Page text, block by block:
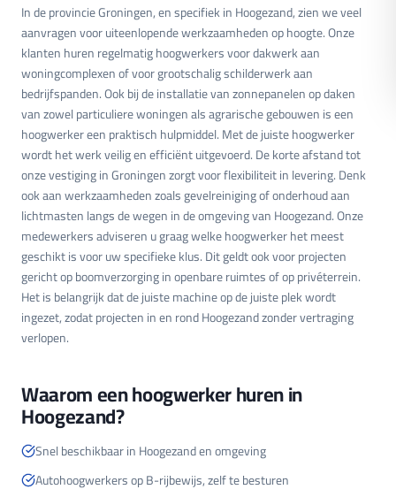
In de provincie Groningen, en specifiek in Hoogezand, zien we veel
aanvragen voor uiteenlopende werkzaamheden op hoogte. Onze
klanten huren regelmatig hoogwerkers voor dakwerk aan
woningcomplexen of voor grootschalig schilderwerk aan
bedrijfspanden. Ook bij de installatie van zonnepanelen op daken
van zowel particuliere woningen als agrarische gebouwen is een
hoogwerker een praktisch hulpmiddel. Met de juiste hoogwerker
wordt het werk veilig en efficiënt uitgevoerd. De korte afstand tot
onze vestiging in Groningen zorgt voor flexibiliteit in levering. Denk
ook aan werkzaamheden zoals gevelreiniging of onderhoud aan
lichtmasten langs de wegen in de omgeving van Hoogezand. Onze
medewerkers adviseren u graag welke hoogwerker het meest
geschikt is voor uw specifieke klus. Dit geldt ook voor projecten
gericht op boomverzorging in openbare ruimtes of op privéterrein.
Het is belangrijk dat de juiste machine op de juiste plek wordt
ingezet, zodat projecten in en rond Hoogezand zonder vertraging
verlopen.
Waarom een hoogwerker huren in
Hoogezand?
Snel beschikbaar in Hoogezand en omgeving
Autohoogwerkers op B-rijbewijs, zelf te besturen